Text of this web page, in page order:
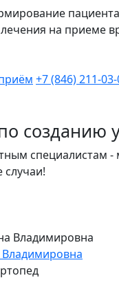
на приеме
+7 (846) 211-03-
созданию
специалистам -